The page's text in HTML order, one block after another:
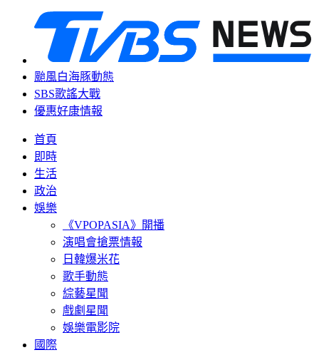
颱風白海豚動態
SBS歌謠大戰
優惠好康情報
首頁
即時
生活
政治
娛樂
《VPOPASIA》開播
演唱會搶票情報
日韓爆米花
歌手動態
綜藝星聞
戲劇星聞
娛樂電影院
國際